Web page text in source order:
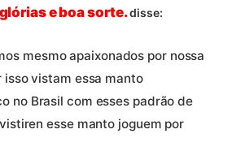
e boa sorte.disse:
mesmo apaixonados por nossa
isso vistam essa manto
no Brasil com esses padrão de
esse manto joguem por